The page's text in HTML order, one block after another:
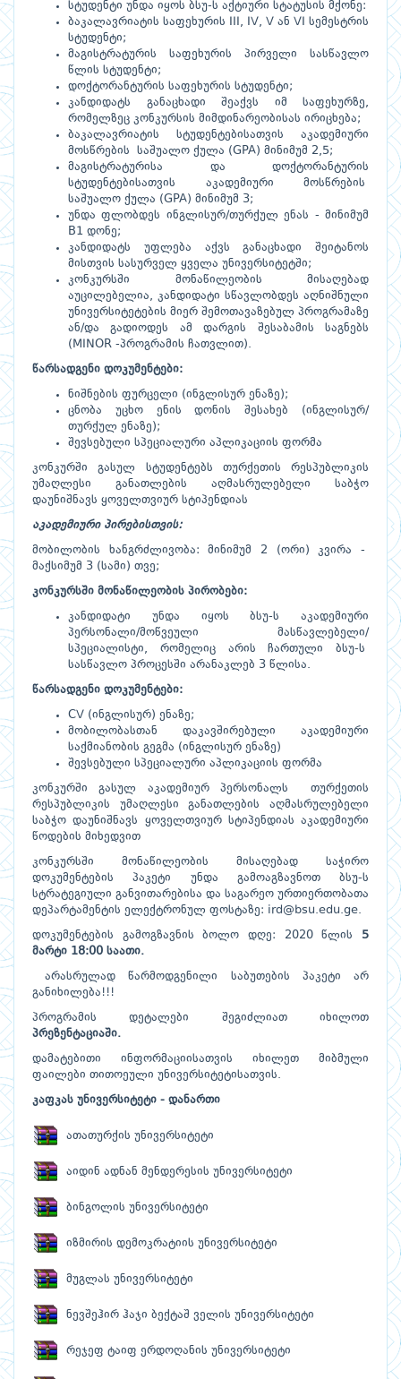
სტუდენტი უნდა იყოს ბსუ-ს აქტიური სტატუსის მქონე:
ბაკალავრიატის საფეხურის III, IV, V ან VI სემესტრის
სტუდენტი;
მაგისტრატურის საფეხურის პირველი სასწავლო
წლის სტუდენტი;
დოქტორანტურის საფეხურის სტუდენტი;
კანდიდატს განაცხადი შეაქვს იმ საფეხურზე,
რომელზეც კონკურსის მიმდინარეობისას ირიცხება;
ბაკალავრიატის სტუდენტებისათვის აკადემიური
მოსწრების საშუალო ქულა (GPA) მინიმუმ 2,5;
მაგისტრატურისა და დოქტორანტურის
სტუდენტებისათვის აკადემიური მოსწრების
საშუალო ქულა (GPA) მინიმუმ 3;
უნდა ფლობდეს ინგლისურ/თურქულ ენას - მინიმუმ
B1 დონე;
კანდიდატს უფლება აქვს განაცხადი შეიტანოს
მისთვის სასურველ ყველა უნივერსიტეტში;
კონკურსში მონაწილეობის მისაღებად
აუცილებელია, კანდიდატი სწავლობდეს აღნიშნული
უნივერსიტეტების მიერ შემოთავაზებულ პროგრამაზე
ან/და გადიოდეს ამ დარგის შესაბამის საგნებს
(MINOR -პროგრამის ჩათვლით).
წარსადგენი დოკუმენტები:
ნიშნების ფურცელი (ინგლისურ ენაზე);
ცნობა უცხო ენის დონის შესახებ (ინგლისურ/
თურქულ ენაზე);
შევსებული სპეციალური აპლიკაციის ფორმა
კონკურში გასულ სტუდენტებს თურქეთის რესპუბლიკის
უმაღლესი განათლების აღმასრულებელი საბჭო
დაუნიშნავს ყოველთვიურ სტიპენდიას
აკადემიური პირებისთვის:
მობილობის ხანგრძლივობა: მინიმუმ 2 (ორი) კვირა -
მაქსიმუმ 3 (სამი) თვე;
კონკურსში მონაწილეობის პირობები:
კანდიდატი უნდა იყოს ბსუ-ს აკადემიური
პერსონალი/მოწვეული მასწავლებელი/
სპეციალისტი, რომელიც არის ჩართული ბსუ-ს
სასწავლო პროცესში არანაკლებ 3 წლისა.
წარსადგენი დოკუმენტები:
CV (ინგლისურ) ენაზე;
მობილობასთან დაკავშირებული აკადემიური
საქმიანობის გეგმა (ინგლისურ ენაზე)
შევსებული სპეციალური აპლიკაციის ფორმა
კონკურში გასულ აკადემიურ პერსონალს თურქეთის
რესპუბლიკის უმაღლესი განათლების აღმასრულებელი
საბჭო დაუნიშნავს ყოველთვიურ სტიპენდიას აკადემიური
წოდების მიხედვით
კონკურსში მონაწილეობის მისაღებად საჭირო
დოკუმენტების პაკეტი უნდა გამოაგზავნოთ ბსუ-ს
სტრატეგიული განვითარებისა და საგარეო ურთიერთობათა
დეპარტამენტის ელექტრონულ ფოსტაზე: ird@bsu.edu.ge.
დოკუმენტების გამოგზავნის ბოლო დღე: 2020 წლის 5
მარტი 18:00 საათი.
არასრულად წარმოდგენილი საბუთების პაკეტი არ
განიხილება!!!
პროგრამის დეტალები შეგიძლიათ იხილოთ
პრეზენტაციაში.
დამატებითი ინფორმაციისათვის იხილეთ მიბმული
ფაილები თითოეული უნივერსიტეტისათვის.
კაფკას უნივერსიტეტი - დანართი
ათათურქის უნივერსიტეტი
აიდინ ადნან მენდერესის უნივერსიტეტი
ბინგოლის უნივერსიტეტი
იზმირის დემოკრატიის უნივერსიტეტი
მუგლას უნივერსიტეტი
ნევშეჰირ ჰაჯი ბექტაშ ველის უნივერსიტეტი
რეჯეფ ტაიფ ერდოღანის უნივერსიტეტი